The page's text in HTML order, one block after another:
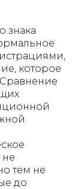
знака
которое
не
тем не
до